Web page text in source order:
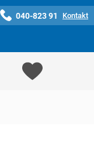
040-823 91 Kontakt